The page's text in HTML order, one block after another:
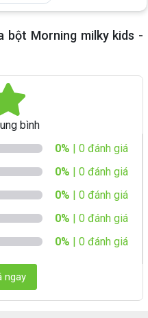
bột Morning milky kids -
bình
0% | 0 đánh giá
0% | 0 đánh giá
0% | 0 đánh giá
0% | 0 đánh giá
0% | 0 đánh giá
ngay